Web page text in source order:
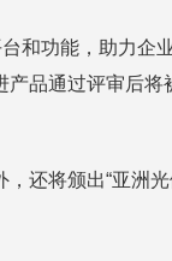
和功能，助力企
品通过评审后将
还将颁出“亚洲